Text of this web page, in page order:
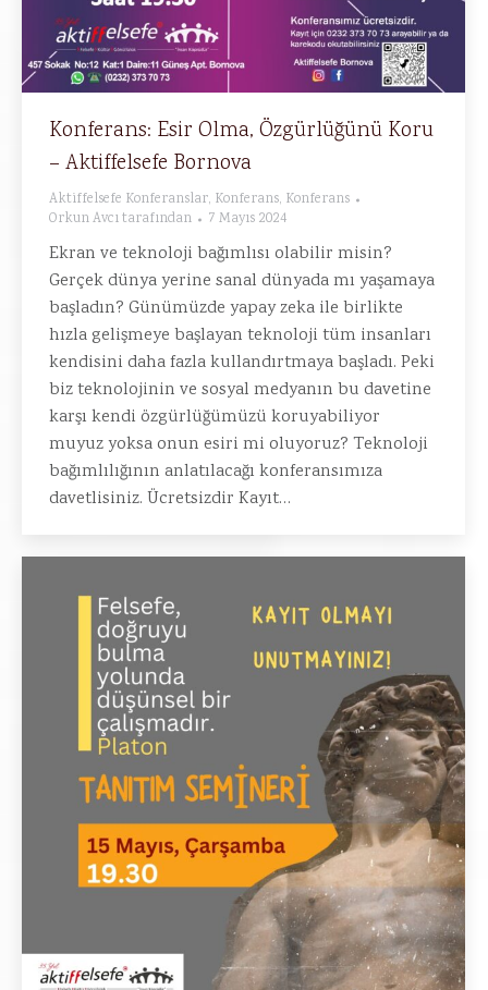
Konferans: Esir Olma, Özgürlüğünü Koru
– Aktiffelsefe Bornova
Aktiffelsefe Konferanslar, Konferans, Konferans
Orkun Avcıtarafından 7 Mayıs 2024
Ekran ve teknoloji bağımlısı olabilir misin?
Gerçek dünya yerine sanal dünyada mı yaşamaya
başladın? Günümüzde yapay zeka ile birlikte
hızla gelişmeye başlayan teknoloji tüm insanları
kendisini daha fazla kullandırtmaya başladı. Peki
biz teknolojinin ve sosyal medyanın bu davetine
karşı kendi özgürlüğümüzü koruyabiliyor
muyuz yoksa onun esiri mi oluyoruz? Teknoloji
bağımlılığının anlatılacağı konferansımıza
davetlisiniz. Ücretsizdir Kayıt…